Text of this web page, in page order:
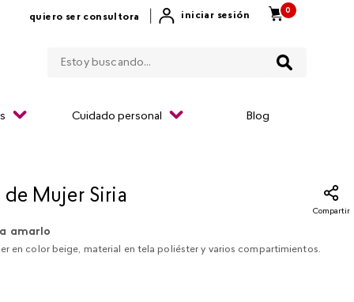
quiero ser consultora iniciar sesión
0
Cuidado personal Blog
Mujer Siria
Compartir
amarlo
en color beige, material en tela poliéster y varios compartimientos.